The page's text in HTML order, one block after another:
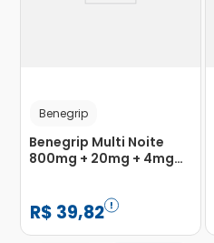
Benegrip
Benegrip Multi Noite
800mg + 20mg + 4mg
R$ 39,82